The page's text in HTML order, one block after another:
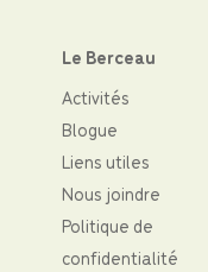
Le Berceau
Activités
Blogue
Liens utiles
Nous joindre
Politique de
confidentialité